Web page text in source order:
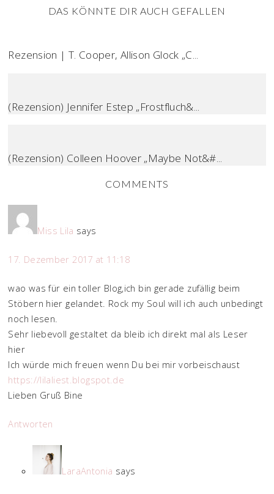
DAS KÖNNTE DIR AUCH GEFALLEN
Rezension | T. Cooper, Allison Glock „C...
(Rezension) Jennifer Estep „Frostfluch&...
(Rezension) Colleen Hoover „Maybe Not&#...
COMMENTS
Miss Lila says
17. Dezember 2017 at 11:18
wao was für ein toller Blog,ich bin gerade zufällig beim
Stöbern hier gelandet. Rock my Soul will ich auch unbedingt
noch lesen.
Sehr liebevoll gestaltet da bleib ich direkt mal als Leser
hier
Ich würde mich freuen wenn Du bei mir vorbeischaust
https://lilaliest.blogspot.de
Lieben Gruß Bine
Antworten
LaraAntonia says